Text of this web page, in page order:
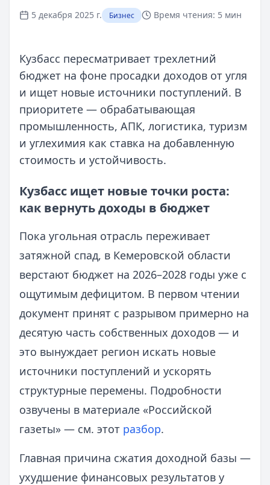
5 декабря 2025 г. Бизнес Время чтения: 5 мин
Кузбасс пересматривает трехлетний
бюджет на фоне просадки доходов от угля
и ищет новые источники поступлений. В
приоритете — обрабатывающая
промышленность, АПК, логистика, туризм
и углехимия как ставка на добавленную
стоимость и устойчивость.
Кузбасс ищет новые точки роста:
как вернуть доходы в бюджет
Пока угольная отрасль переживает
затяжной спад, в Кемеровской области
верстают бюджет на 2026–2028 годы уже с
ощутимым дефицитом. В первом чтении
документ принят с разрывом примерно на
десятую часть собственных доходов — и
это вынуждает регион искать новые
источники поступлений и ускорять
структурные перемены. Подробности
озвучены в материале «Российской
газеты» — см. этот разбор.
Главная причина сжатия доходной базы —
ухудшение финансовых результатов у